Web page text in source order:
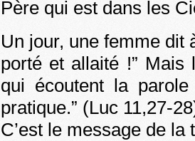
Père qui est dans les
Un jour, une femme dit
porté et allaité !” Mais
qui écoutent la
pratique.” (Luc 11,27-
C’est le message de la